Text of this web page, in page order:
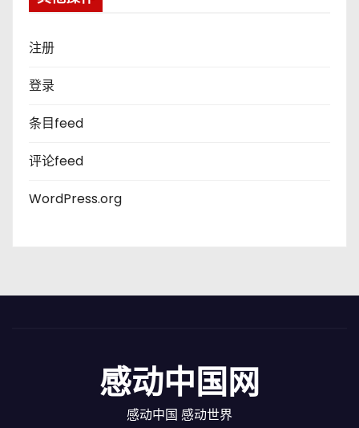
注册
登录
条目feed
评论feed
WordPress.org
感动中国网
感动中国 感动世界